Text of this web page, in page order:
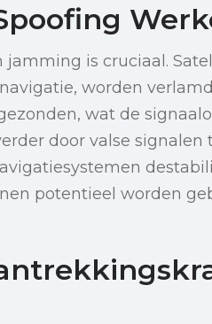
is cruciaal.
worden
wat de
door valse signalen
potentieel worden